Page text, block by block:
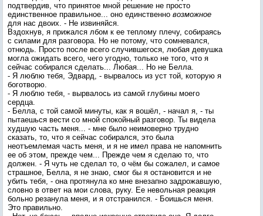
подтвердив, что принятое мной решение не просто
единственное правильное... оно единственно возможное
для нас двоих. - Не извиняйся.
Вздохнув, я прижался лбом к ее теплому плечу, собираясь
с силами для разговора. Но не потому, что сомневался,
отнюдь. Просто после всего случившегося, любая девушка
могла ожидать всего, чего угодно, только не того, что я
сейчас собирался сделать... Любая... Но не Белла.
- Я люблю тебя, Эдвард, - вырвалось из уст той, которую я
боготворю.
- Я люблю тебя, - вырвалось из самой глубины моего
сердца.
- Белла, с той самой минуты, как я вошёл, - начал я, - ты
пытаешься вести со мной спокойный разговор. Ты видела
худшую часть меня... - мне было неимоверно трудно
сказать, то, что я сейчас собирался, это была
неотъемлемая часть меня, и я не имел права не напомнить
ее об этом, прежде чем... Прежде чем я сделаю то, что
должен. - Я чуть не сделал то, о чём бы сожалел, и самое
страшное, Белла, я не знаю, смог бы я остановится и не
убить тебя, - она протянула ко мне внезапно задрожавшую,
словно в ответ на мои слова, руку. Ее невольная реакция
больно резанула меня, и я отстранился. - Боишься меня.
Это правильно.